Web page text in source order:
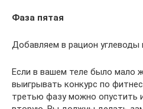
Фаза пятая
Добавляем в рацион углеводы
Если в вашем теле было мало
выигрывать конкурс по
третью фазу можно опустить